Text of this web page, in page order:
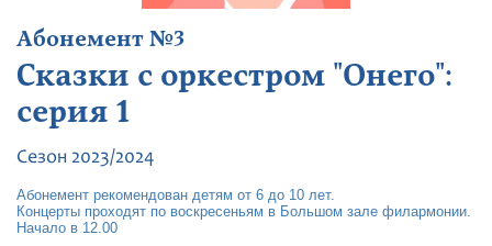
Абонемент №3
Сказки с оркестром "Онего":
серия 1
Сезон 2023/2024
Абонемент рекомендован детям от 6 до 10 лет.
Концерты проходят по воскресеньям в Большом зале филармонии.
Начало в 12.00